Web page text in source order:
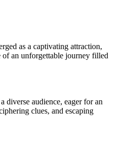
as a captivating attraction,
of an unforgettable journey filled
diverse audience, eager for an
clues, and escaping